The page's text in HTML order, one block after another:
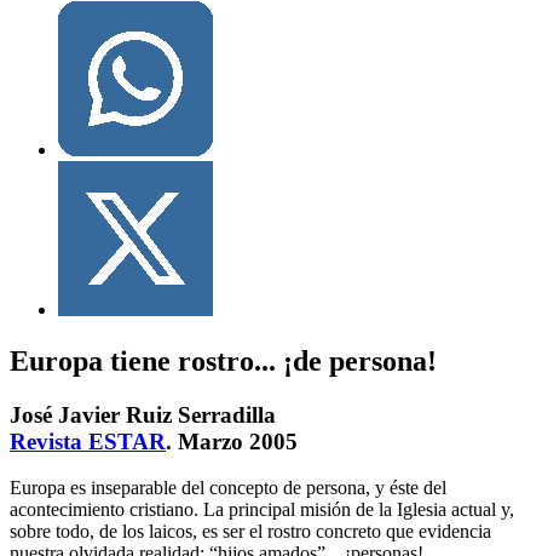
Europa tiene rostro... ¡de persona!
José Javier Ruiz Serradilla
Revista ESTAR. Marzo 2005
Europa es inseparable del concepto de persona, y éste del
acontecimiento cristiano. La principal misión de la Iglesia actual y,
sobre todo, de los laicos, es ser el rostro concreto que evidencia